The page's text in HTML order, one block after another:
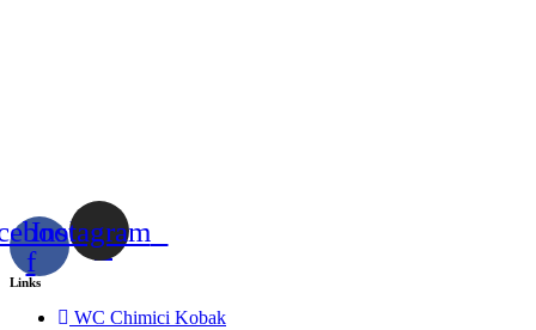
f
Instagram
Links
WC Chimici Kobak